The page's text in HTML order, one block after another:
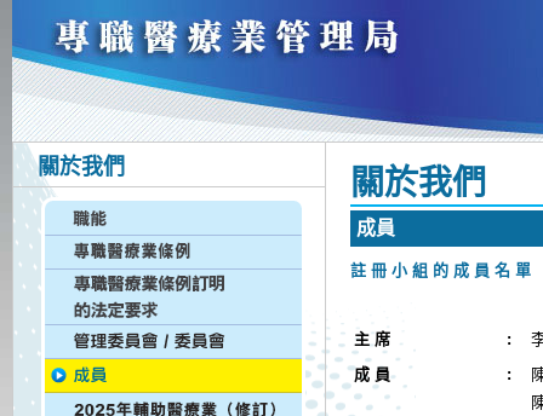
關於我們 關 於 我 們
成 員
註 冊 小 組 的 成 員 名 單
主 席 :
成 員
: